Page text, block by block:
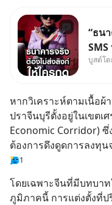
“ธน
อ้าง
หรือ
“ป้า
หลอ
บูสต์โด
หากวิเคราะห์ตามเนื้อผ้
ปราจีนบุรีตั้งอยู่ในเขตเ
Economic Corridor)
ต้องการดึงดูดการลงทุน
1
โดยเฉพาะจีนที่มีบทบา
ภูมิภาคนี้ การแต่งตั้งที่